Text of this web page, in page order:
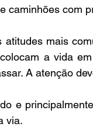
caminhões com
atitudes mais
a vida
A atenção
e
via.